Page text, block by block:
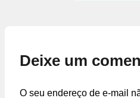
Deixe um
O seu endereço de e-mail